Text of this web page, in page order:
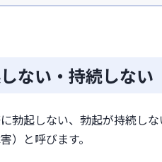
混合性
適度な運動や体操
生活習慣の改善
ED治療薬の服用
とめ
ない・持続しない
勃起しない、勃起が持続し
）と呼びます。